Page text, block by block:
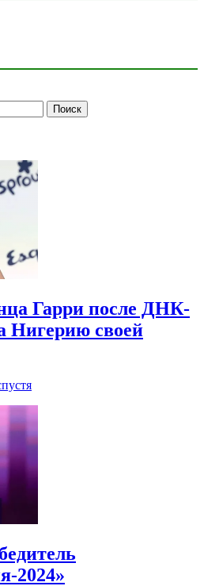
Гарри после ДНК-
Нигерию своей
2024»